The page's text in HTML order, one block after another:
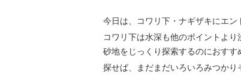
今日は、コワリ下・ナギザキにエン
コワリ下は水深も他のポイントより
砂地をじっくり探索するのにおすす
探せば、まだまだいろいろみつかり